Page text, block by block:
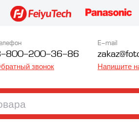
800-200-36-86
звонок
E-mail
Напишите